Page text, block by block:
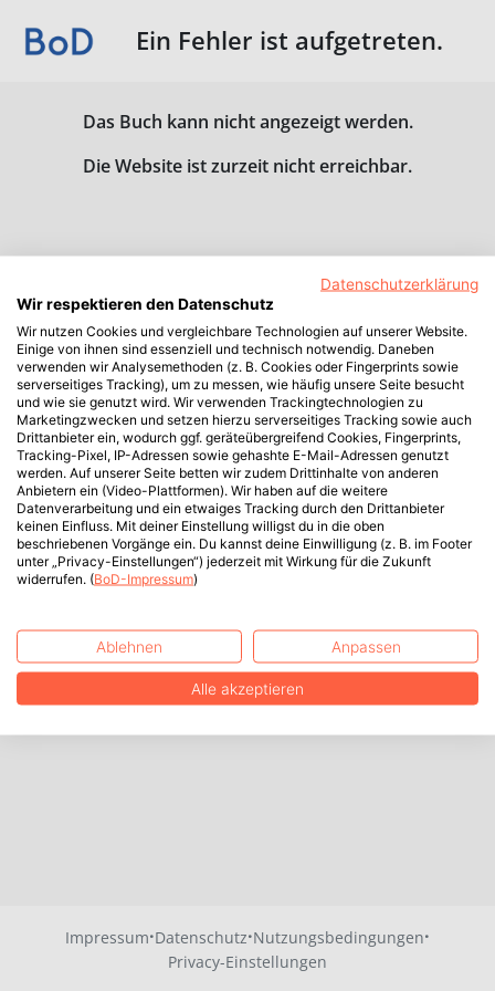
Ein Fehler ist aufgetreten.
Das Buch kann nicht angezeigt werden.
Die Website ist zurzeit nicht erreichbar.
Impressum·Datenschutz·Nutzungsbedingungen·
Privacy-Einstellungen
Datenschutzerklärung
Wir respektieren den Datenschutz
Wir nutzen Cookies und vergleichbare Technologien auf unserer Website.
Einige von ihnen sind essenziell und technisch notwendig. Daneben
verwenden wir Analysemethoden (z. B. Cookies oder Fingerprints sowie
serverseitiges Tracking), um zu messen, wie häufig unsere Seite besucht
und wie sie genutzt wird. Wir verwenden Trackingtechnologien zu
Marketingzwecken und setzen hierzu serverseitiges Tracking sowie auch
Drittanbieter ein, wodurch ggf. geräteübergreifend Cookies, Fingerprints,
Tracking-Pixel, IP-Adressen sowie gehashte E-Mail-Adressen genutzt
werden. Auf unserer Seite betten wir zudem Drittinhalte von anderen
Anbietern ein (Video-Plattformen). Wir haben auf die weitere
Datenverarbeitung und ein etwaiges Tracking durch den Drittanbieter
keinen Einfluss. Mit deiner Einstellung willigst du in die oben
beschriebenen Vorgänge ein. Du kannst deine Einwilligung (z. B. im Footer
unter „Privacy-Einstellungen“) jederzeit mit Wirkung für die Zukunft
widerrufen. (BoD-Impressum)
Ablehnen Anpassen
Alle akzeptieren